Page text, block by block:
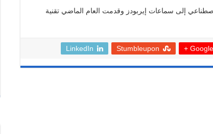
إلى سماعات إيربودز وقدمت العام الماضي تقنية
Google +
Stumbleupon
LinkedIn